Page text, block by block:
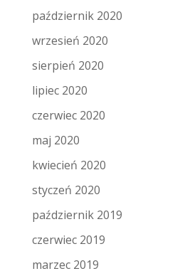
październik 2020
wrzesień 2020
sierpień 2020
lipiec 2020
czerwiec 2020
maj 2020
kwiecień 2020
styczeń 2020
październik 2019
czerwiec 2019
marzec 2019